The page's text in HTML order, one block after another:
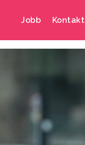
Jobb Kontakt